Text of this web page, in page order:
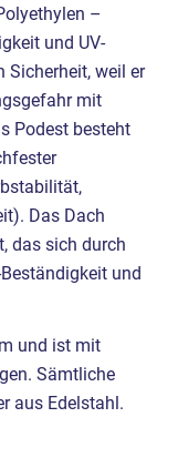
–
und UV-
Sicherheit, weil er
mit
Podest besteht
Das Dach
das sich durch
und
und ist mit
Sämtliche
aus Edelstahl.